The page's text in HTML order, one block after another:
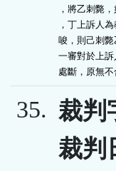
，將乙刺斃
，丁上訴人
唆，則己刺
一審對於上
處斷，原無不
35. 裁判
裁判